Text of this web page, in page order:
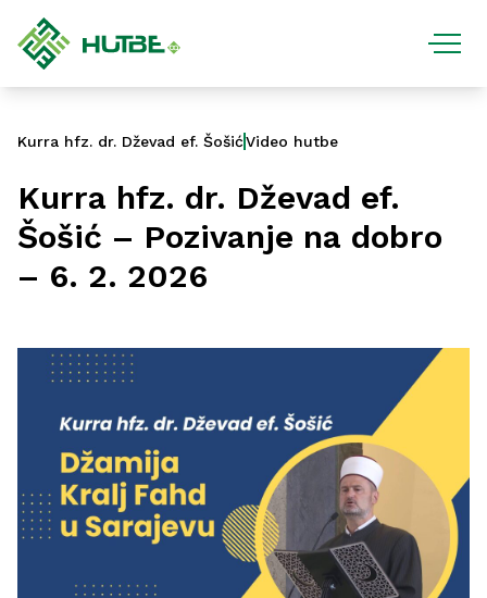
Kurra hfz. dr. Dževad ef. ŠošićVideo hutbe
Kurra hfz. dr. Dževad ef.
Šošić – Pozivanje na dobro
– 6. 2. 2026